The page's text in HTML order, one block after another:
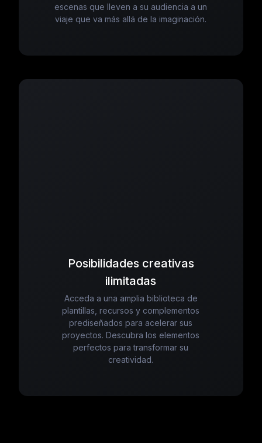
escenas que lleven a su audiencia a un
viaje que va más allá de la imaginación.
Posibilidades creativas
ilimitadas
Acceda a una amplia biblioteca de
plantillas, recursos y complementos
prediseñados para acelerar sus
proyectos. Descubra los elementos
perfectos para transformar su
creatividad.